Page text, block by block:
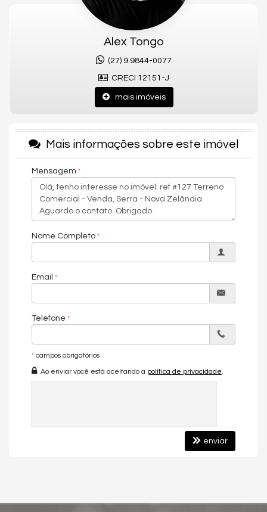
Contato: 55 27- 99844-0077
Instagram: @imobiliariaalextongo
Site: https://www.alextongo.com.br
Alex Tongo
(27) 9.9844-0077
CRECI 12151-J
mais imóveis
Mais informações sobre este imóvel
Mensagem
Nome Completo
Email
Telefone
* campos obrigatórios
Ao enviar você está aceitando a política de privacidade
enviar